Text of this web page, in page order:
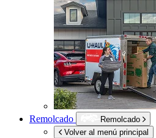
Remolcado
Remolcado
Volver al menú principal